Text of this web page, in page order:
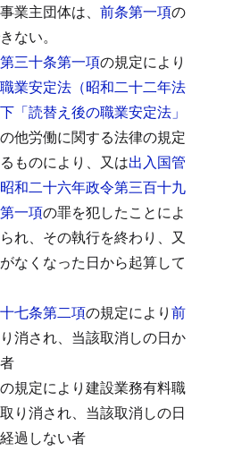
業主団体は、 前条第一項の
ない。
第三十条第一項の規定により
職業安定法（昭和二十二年法
「読替え後の職業安定法」
他労働に関する法律の規定
ものにより、又は出入国管
和二十六年政令第三百十九
一項の罪を犯したことによ
れ、その執行を終わり、又
なくなった日から起算して
七条第二項の規定により前
消され、当該取消しの日か
の規定により建設業務有料職
り消され、当該取消しの日
過しない者